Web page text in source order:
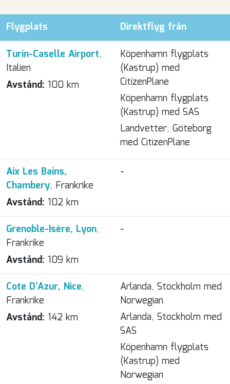
Flygplats
Direktflyg från
Turin-Caselle Airport,
Italien
Avstånd: 100 km
Köpenhamn flygplats
(Kastrup) med
CitizenPlane
Köpenhamn flygplats
(Kastrup) med SAS
Landvetter, Göteborg
med CitizenPlane
Aix Les Bains,
Chambery, Frankrike
Avstånd: 102 km
-
Grenoble-Isère, Lyon,
Frankrike
Avstånd: 109 km
-
Cote D'Azur, Nice,
Frankrike
Avstånd: 142 km
Arlanda, Stockholm med
Norwegian
Arlanda, Stockholm med
SAS
Köpenhamn flygplats
(Kastrup) med
Norwegian